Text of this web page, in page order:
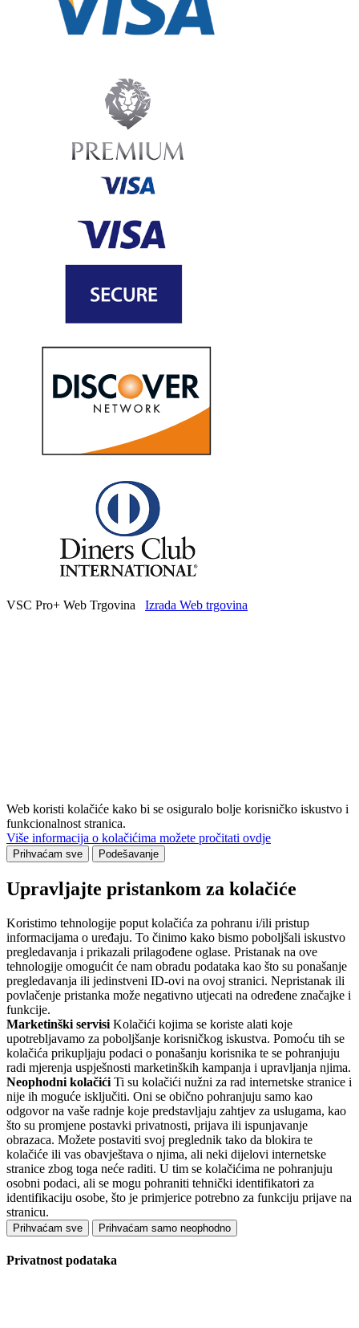
VSC Pro+ Web Trgovina Izrada Web trgovina
Web koristi kolačiće kako bi se osiguralo bolje korisničko iskustvo i
funkcionalnost stranica.
Više informacija o kolačićima možete pročitati ovdje
Prihvaćam sve Podešavanje
Upravljajte pristankom za kolačiće
Koristimo tehnologije poput kolačića za pohranu i/ili pristup
informacijama o uređaju. To činimo kako bismo poboljšali iskustvo
pregledavanja i prikazali prilagođene oglase. Pristanak na ove
tehnologije omogućit će nam obradu podataka kao što su ponašanje
pregledavanja ili jedinstveni ID-ovi na ovoj stranici. Nepristanak ili
povlačenje pristanka može negativno utjecati na određene značajke i
funkcije.
Marketinški servisi Kolačići kojima se koriste alati koje
upotrebljavamo za poboljšanje korisničkog iskustva. Pomoću tih se
kolačića prikupljaju podaci o ponašanju korisnika te se pohranjuju
radi mjerenja uspješnosti marketinških kampanja i upravljanja njima.
Neophodni kolačići Ti su kolačići nužni za rad internetske stranice i
nije ih moguće isključiti. Oni se obično pohranjuju samo kao
odgovor na vaše radnje koje predstavljaju zahtjev za uslugama, kao
što su promjene postavki privatnosti, prijava ili ispunjavanje
obrazaca. Možete postaviti svoj preglednik tako da blokira te
kolačiće ili vas obavještava o njima, ali neki dijelovi internetske
stranice zbog toga neće raditi. U tim se kolačićima ne pohranjuju
osobni podaci, ali se mogu pohraniti tehnički identifikatori za
identifikaciju osobe, što je primjerice potrebno za funkciju prijave na
stranicu.
Prihvaćam sve Prihvaćam samo neophodno
Privatnost podataka